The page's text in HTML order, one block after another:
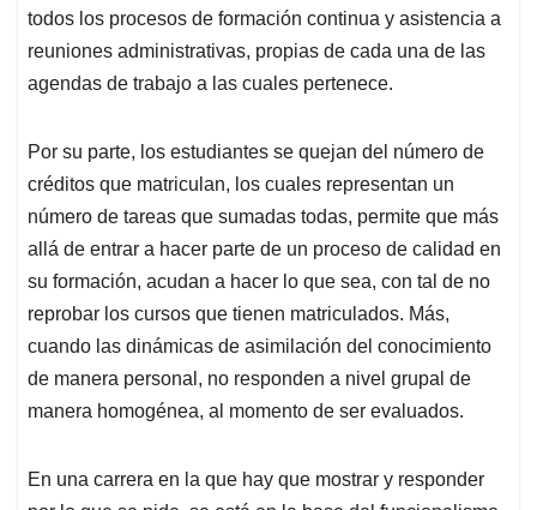
todos los procesos de formación continua y asistencia a
reuniones administrativas, propias de cada una de las
agendas de trabajo a las cuales pertenece.
Por su parte, los estudiantes se quejan del número de
créditos que matriculan, los cuales representan un
número de tareas que sumadas todas, permite que más
allá de entrar a hacer parte de un proceso de calidad en
su formación, acudan a hacer lo que sea, con tal de no
reprobar los cursos que tienen matriculados. Más,
cuando las dinámicas de asimilación del conocimiento
de manera personal, no responden a nivel grupal de
manera homogénea, al momento de ser evaluados.
En una carrera en la que hay que mostrar y responder